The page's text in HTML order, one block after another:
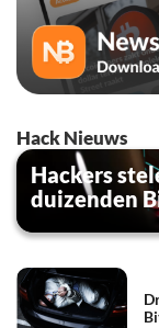
Hack Nieuws
Hackers
duizenden